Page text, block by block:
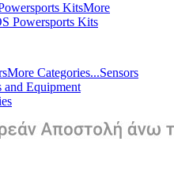
KitsMore
Powersports Kits
More Categories...Sensors
and Equipment